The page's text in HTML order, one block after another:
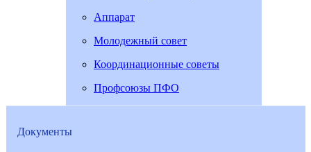
Аппарат
Молодежный совет
Координационные советы
Профсоюзы ПФО
Документы